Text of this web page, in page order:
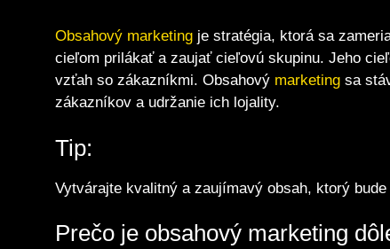
Obsahový marketing je stratégia, ktorá sa
cieľom prilákať a zaujať cieľovú skupinu. Jeho
vzťah so zákazníkmi. Obsahový marketing sa
zákazníkov a udržanie ich lojality.
Tip:
Vytvárajte kvalitný a zaujímavý obsah, ktorý
Prečo je obsahový marketing